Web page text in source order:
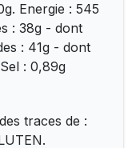
Energie : 545
: 38g - dont
: 41g - dont
: 0,89g
traces de :